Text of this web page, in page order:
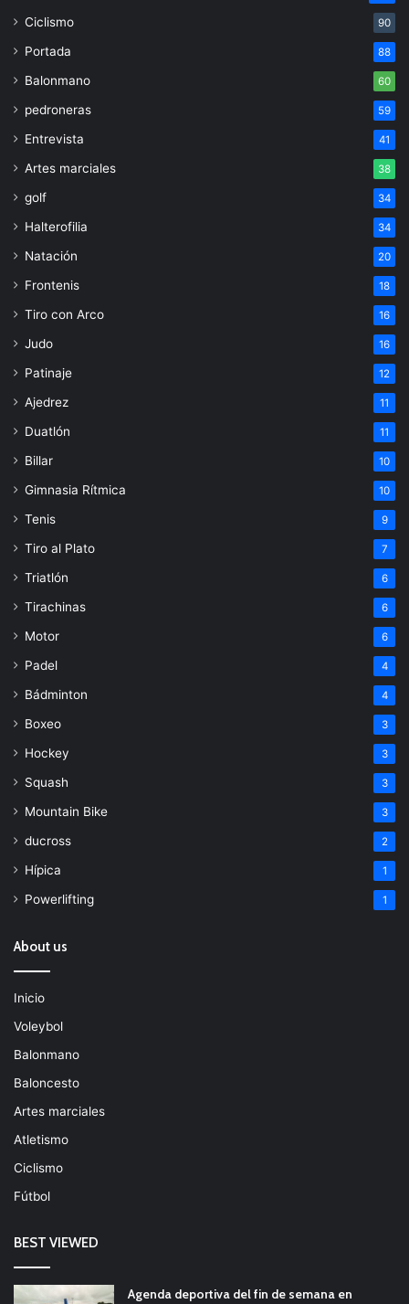
Ciclismo 90
Portada 88
Balonmano 60
pedroneras 59
Entrevista 41
Artes marciales 38
golf 34
Halterofilia 34
Natación 20
Frontenis 18
Tiro con Arco 16
Judo 16
Patinaje 12
Ajedrez 11
Duatlón 11
Billar 10
Gimnasia Rítmica 10
Tenis 9
Tiro al Plato 7
Triatlón 6
Tirachinas 6
Motor 6
Padel 4
Bádminton 4
Boxeo 3
Hockey 3
Squash 3
Mountain Bike 3
ducross 2
Hípica 1
Powerlifting 1
About us
Inicio
Voleybol
Balonmano
Baloncesto
Artes marciales
Atletismo
Ciclismo
Fútbol
BEST VIEWED
Agenda deportiva del fin de semana en